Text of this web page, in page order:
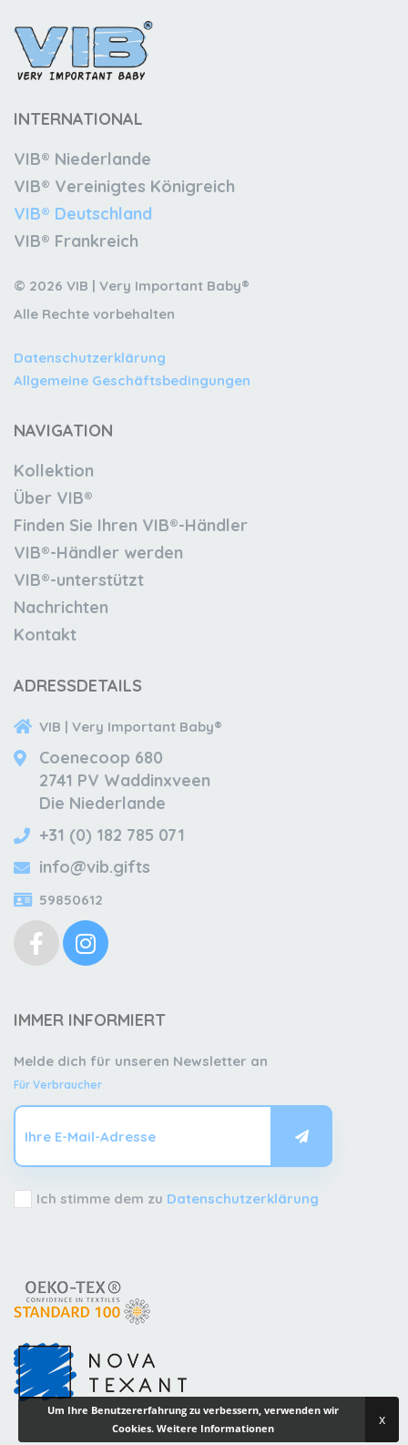
Um Ihre Benutzererfahrung zu verbessern, verwenden wir
Cookies. Weitere Informationen
x
INTERNATIONAL
VIB® Niederlande
VIB® Vereinigtes Königreich
VIB® Deutschland
VIB® Frankreich
© 2026 VIB | Very Important Baby®
Alle Rechte vorbehalten
Datenschutzerklärung
Allgemeine Geschäftsbedingungen
NAVIGATION
Kollektion
Über VIB®
Finden Sie Ihren VIB®-Händler
VIB®-Händler werden
VIB®-unterstützt
Nachrichten
Kontakt
ADRESSDETAILS
VIB | Very Important Baby®
Coenecoop 680
2741 PV Waddinxveen
Die Niederlande
+31 (0) 182 785 071
info@vib.gifts
59850612
IMMER INFORMIERT
Melde dich für unseren Newsletter an
Für Verbraucher
Ich stimme dem zu Datenschutzerklärung